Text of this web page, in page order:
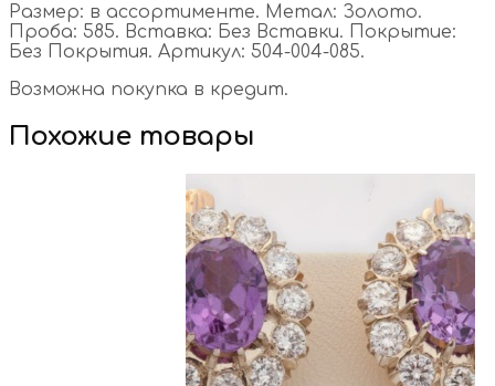
Размер: в ассортименте. Метал: Золото.
Проба: 585. Вставка: Без Вставки. Покрытие:
Без Покрытия. Артикул: 504-004-085.
Возможна покупка в кредит.
Похожие товары